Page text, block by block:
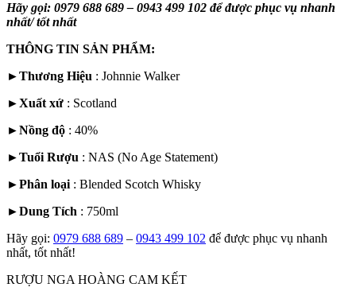
Hãy gọi: 0979 688 689 – 0943 499 102 để được phục vụ nhanh
nhất/ tốt nhất
THÔNG TIN SẢN PHẨM:
►Thương Hiệu : Johnnie Walker
►Xuất xứ : Scotland
►Nồng độ : 40%
►Tuổi Rượu : NAS (No Age Statement)
►Phân loại : Blended Scotch Whisky
►Dung Tích : 750ml
Hãy gọi: 0979 688 689 – 0943 499 102 để được phục vụ nhanh
nhất, tốt nhất!
RƯỢU NGA HOÀNG CAM KẾT